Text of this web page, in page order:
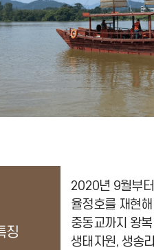
징
2020년 9월부
율정호를 재현
중동교까지 왕
생태자원, 생송